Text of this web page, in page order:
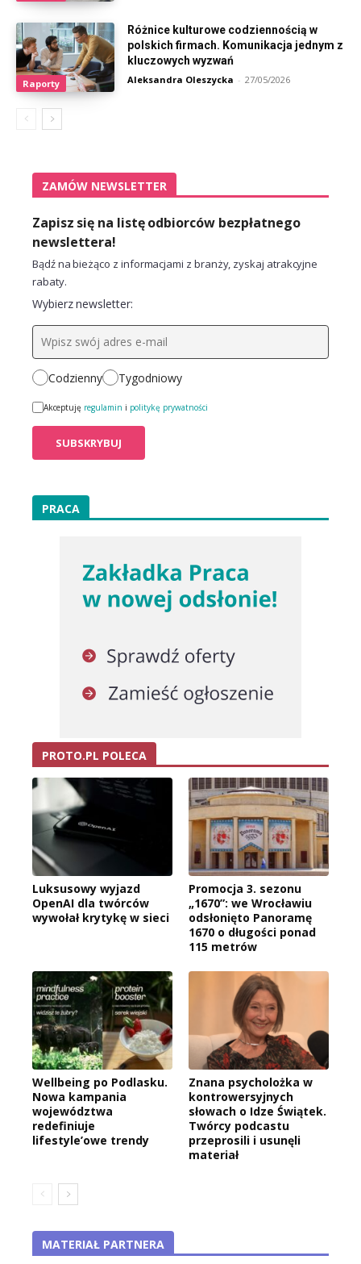
Raporty
Różnice kulturowe codziennością w
polskich firmach. Komunikacja jednym z
kluczowych wyzwań
Aleksandra Oleszycka - 27/05/2026
ZAMÓW NEWSLETTER
Zapisz się na listę odbiorców bezpłatnego
newslettera!
Bądź na bieżąco z informacjami z branży, zyskaj atrakcyjne
rabaty.
Wybierz newsletter:
Codzienny Tygodniowy
Akceptuję regulamin i politykę prywatności
PRACA
PROTO.PL POLECA
Luksusowy wyjazd
OpenAI dla twórców
wywołał krytykę w sieci
Promocja 3. sezonu
„1670”: we Wrocławiu
odsłonięto Panoramę
1670 o długości ponad
115 metrów
Wellbeing po Podlasku.
Nowa kampania
województwa
redefiniuje
lifestyle’owe trendy
Znana psycholożka w
kontrowersyjnych
słowach o Idze Świątek.
Twórcy podcastu
przeprosili i usunęli
materiał
MATERIAŁ PARTNERA